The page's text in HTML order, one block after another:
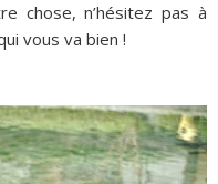
chose, n’hésitez pas à
vous va bien !